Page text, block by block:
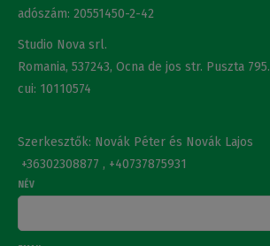
adószám: 20551450-2-42
Studio Nova srl.
Romania, 537243, Ocna de jos str. Puszta 795.
cui: 10110574
Szerkesztők: Novák Péter és Novák Lajos
+36302308877 , +40737875931
NÉV